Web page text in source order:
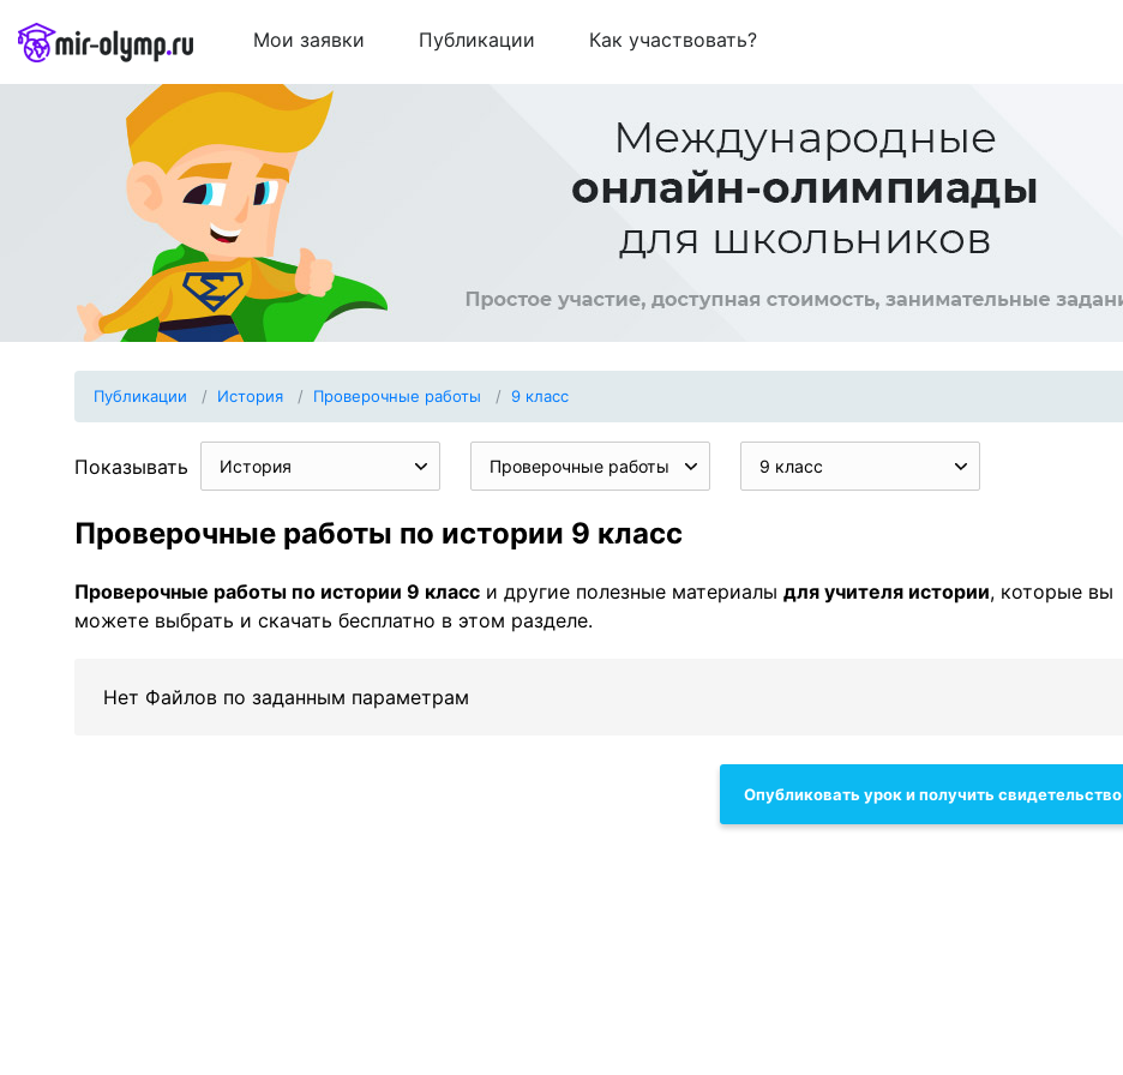
Мои заявки Публикации Как участвовать?
Публикации История Проверочные работы 9 класс
Показывать История Проверочные работы 9 класс
Проверочные работы по истории 9 класс
Проверочные работы по истории 9 класс и другие полезные материалы для учителя истории, которые вы
можете выбрать и скачать бесплатно в этом разделе.
Нет Файлов по заданным параметрам
Опубликовать урок и получить свидетельство